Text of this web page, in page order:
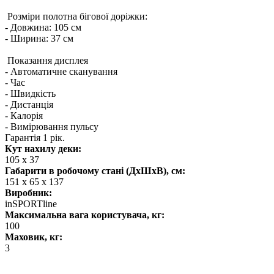
Розміри полотна бігової доріжки:
- Довжина: 105 см
- Ширина: 37 см
Показання дисплея
- Автоматичне сканування
- Час
- Швидкість
- Дистанція
- Калорія
- Вимірювання пульсу
Гарантія 1 рік.
Кут нахилу деки:
105 x 37
Габарити в робочому стані (ДхШхВ), см:
151 x 65 x 137
Виробник:
inSPORTline
Максимальна вага користувача, кг:
100
Маховик, кг:
3